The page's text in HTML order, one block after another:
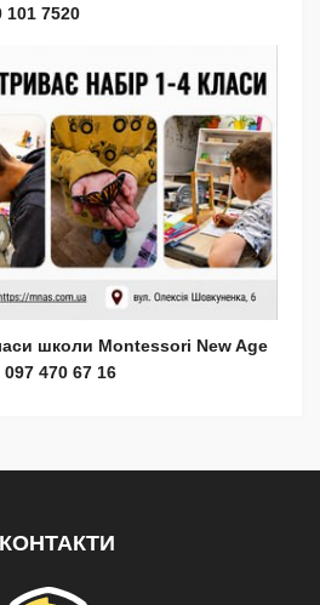
7520
школи Montessori New Age
470 67 16
КОНТАКТИ